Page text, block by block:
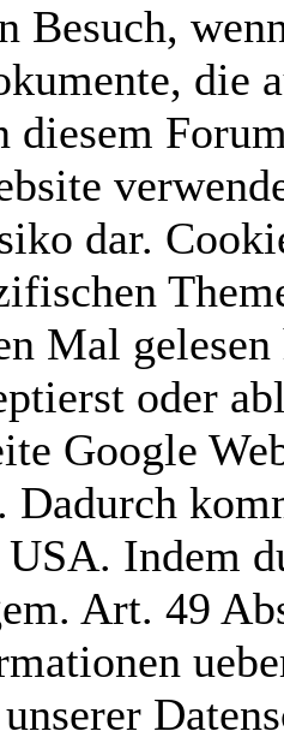
Besuch,
die
diesem
dar.
Mal
oder
Google
Dadurch
Indem
Art. 49